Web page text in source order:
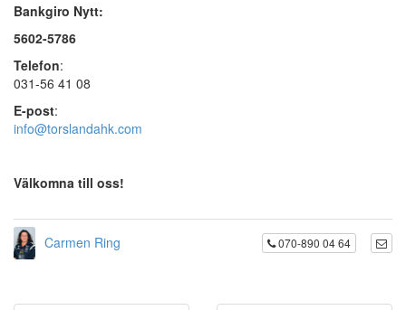
Bankgiro Nytt:
5602-5786
Telefon:
031-56 41 08
E-post:
info@torslandahk.com
Välkomna till oss!
Carmen Ring 070-890 04 64